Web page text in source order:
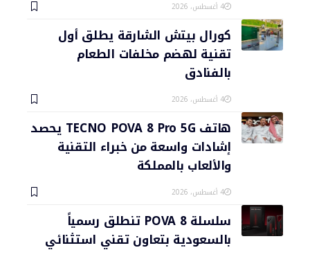
4 أغسطس، 2026
كورال بيتش الشارقة يطلق أول
تقنية لهضم مخلفات الطعام
بالفنادق
4 أغسطس، 2026
هاتف TECNO POVA 8 Pro 5G يحصد
إشادات واسعة من خبراء التقنية
والألعاب بالمملكة
4 أغسطس، 2026
سلسلة POVA 8 تنطلق رسمياً
بالسعودية بتعاون تقني استثنائي